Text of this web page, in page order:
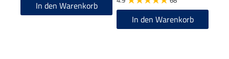
In den Warenkorb
In den Warenkorb